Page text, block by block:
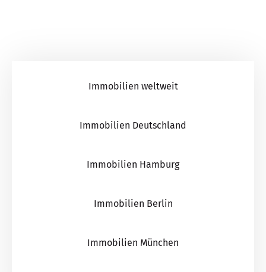
Immobilien weltweit
Immobilien Deutschland
Immobilien Hamburg
Immobilien Berlin
Immobilien München